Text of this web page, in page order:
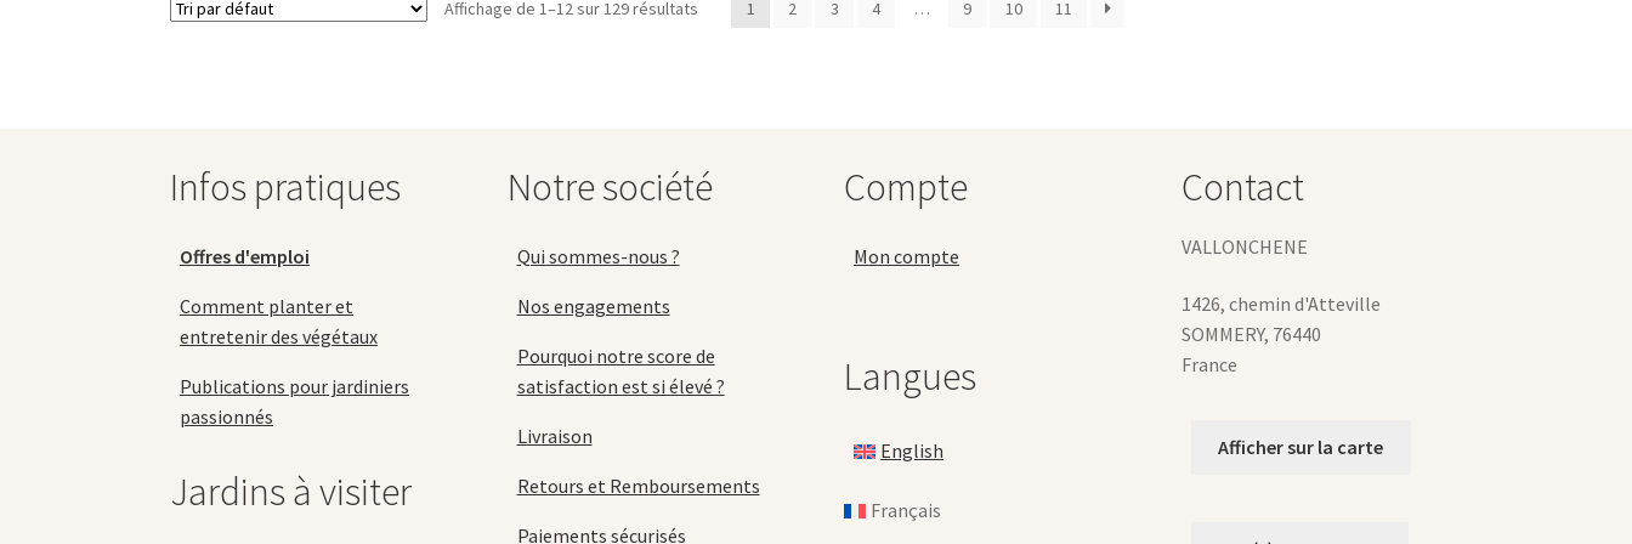
options
Les
options
Affichage de 1–12 sur 129 résultats 1 2 3 4 … 9 10 11
Infos pratiques
Offres d'emploi
Comment planter et
entretenir des végétaux
Publications pour jardiniers
passionnés
Jardins à visiter
Notre société
Qui sommes-nous ?
Nos engagements
Pourquoi notre score de
satisfaction est si élevé ?
Livraison
Retours et Remboursements
Paiements sécurisés
Compte
Mon compte
Langues
English
Français
Contact
VALLONCHENE
1426, chemin d'Atteville
SOMMERY, 76440
France
Afficher sur la carte